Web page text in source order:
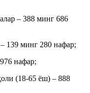
– 388 минг 686
139 минг 280 нафар;
нафар;
(18-65 ёш) – 888